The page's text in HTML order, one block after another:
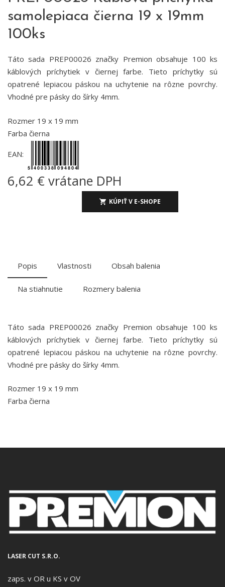
samolepiaca čierna 19 x 19mm
100ks
Táto sada PREP00026 značky Premion obsahuje 100 ks
káblových príchytiek v čiernej farbe. Tieto príchytky sú
opatrené lepiacou páskou na uchytenie na rôzne povrchy.
Vhodné pre pásky do šírky 4mm.
Rozmer 19 x 19 mm
Farba čierna
EAN:
6,62 € vrátane DPH
KÚPIŤ V E-SHOPE
Popis Vlastnosti Obsah balenia
Na stiahnutie Rozmery balenia
Táto sada PREP00026 značky Premion obsahuje 100 ks
káblových príchytiek v čiernej farbe. Tieto príchytky sú
opatrené lepiacou páskou na uchytenie na rôzne povrchy.
Vhodné pre pásky do šírky 4mm.
Rozmer 19 x 19 mm
Farba čierna
LASER CUT S.R.O.
zaps. v OR u KS v OV